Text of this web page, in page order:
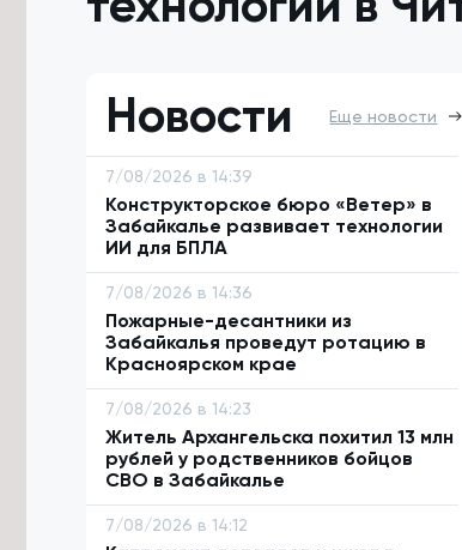
Новости
Еще новости
7/08/2026 в 14:39
Конструкторское бюро «Ветер» в
Забайкалье развивает технологии
ИИ для БПЛА
7/08/2026 в 14:36
Пожарные-десантники из
Забайкалья проведут ротацию в
Красноярском крае
7/08/2026 в 14:23
Житель Архангельска похитил 13 млн
рублей у родственников бойцов
СВО в Забайкалье
7/08/2026 в 14:12